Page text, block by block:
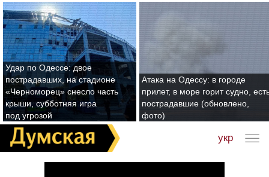
Удар по Одессе: двое
пострадавших, на стадионе
«Черноморец» снесло часть
крыши, субботняя игра
под угрозой
Атака на Одессу: в городе
прилет, в море горит судно,
пострадавшие (обновлено,
фото)
укр